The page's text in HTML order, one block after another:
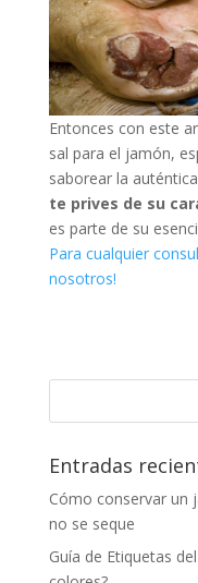
Entonces con este
sal para el jamón,
saborear la
te prives de su
es parte de su
Para cualquier
nosotros!
Entradas
Cómo conservar un
no se seque
Guía de Etiquetas